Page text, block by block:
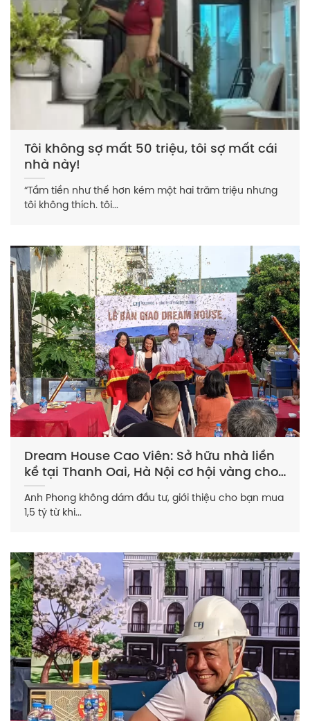
Tôi không sợ mất 50 triệu, tôi sợ mất cái
nhà này!
“Tầm tiền như thế hơn kém một hai trăm triệu nhưng
tôi không thích. tôi...
Dream House Cao Viên: Sở hữu nhà liền
kề tại Thanh Oai, Hà Nội cơ hội vàng cho
các nhà đầu tư muốn nhanh có lãi
Anh Phong không dám đầu tư, giới thiệu cho bạn mua
1,5 tỷ từ khi...